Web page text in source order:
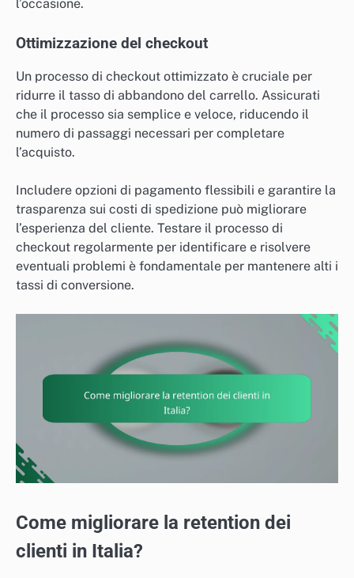
l’occasione.
Ottimizzazione del checkout
Un processo di checkout ottimizzato è cruciale per
ridurre il tasso di abbandono del carrello. Assicurati
che il processo sia semplice e veloce, riducendo il
numero di passaggi necessari per completare
l’acquisto.
Includere opzioni di pagamento flessibili e garantire la
trasparenza sui costi di spedizione può migliorare
l’esperienza del cliente. Testare il processo di
checkout regolarmente per identificare e risolvere
eventuali problemi è fondamentale per mantenere alti i
tassi di conversione.
Come migliorare la retention dei
clienti in Italia?